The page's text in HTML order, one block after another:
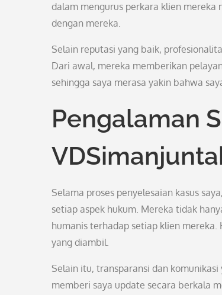
dalam mengurus perkara klien mereka
dengan mereka.
Selain reputasi yang baik,
Dari awal, mereka memberikan
sehingga saya merasa yakin bahwa
Pengalaman
Selama proses penyelesaian kasus
setiap aspek hukum. Mereka tidak
humanis terhadap setiap klien
yang diambil.
Selain itu, transparansi dan
memberi saya update secara berkala